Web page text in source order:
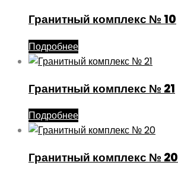
Гранитный комплекс № 10
Подробнее
Гранитный комплекс № 21
Подробнее
Гранитный комплекс № 20